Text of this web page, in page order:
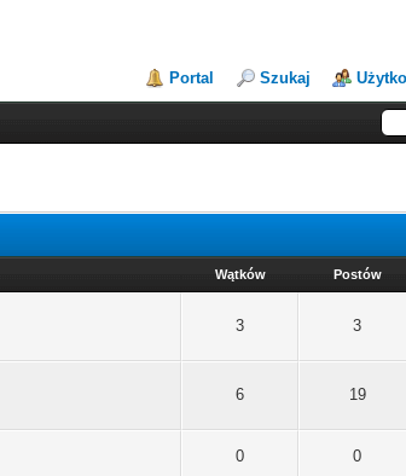
Portal Szukaj
Wątków Postów
3 3
6 19
0 0